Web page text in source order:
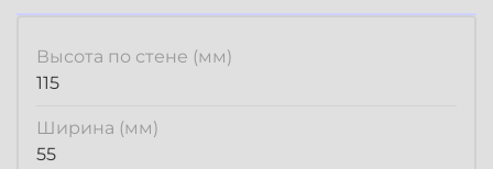
Высота по стене (мм)
115
Ширина (мм)
55